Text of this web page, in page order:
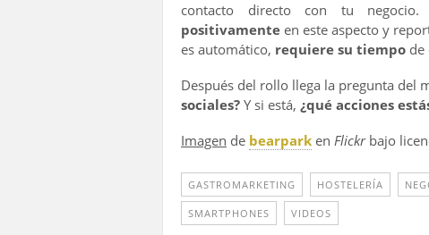
contacto directo con tu negocio.
positivamente en este aspecto y
es automático, requiere su tiempo de
Después del rollo llega la pregunta del
sociales? Y si está, ¿qué acciones
Imagen de bearpark en Flickr bajo
GASTROMARKETING HOSTELERÍA
SMARTPHONES VIDEOS